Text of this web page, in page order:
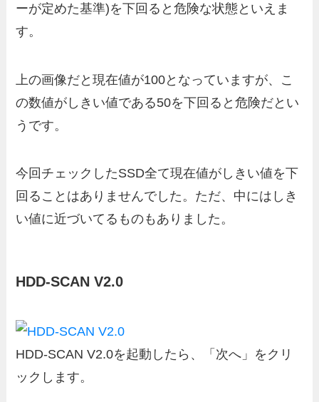
ーが定めた基準)を下回ると危険な状態といえま
す。
上の画像だと現在値が100となっていますが、こ
の数値がしきい値である50を下回ると危険だとい
うです。
今回チェックしたSSD全て現在値がしきい値を下
回ることはありませんでした。ただ、中にはしき
い値に近づいてるものもありました。
HDD-SCAN V2.0
HDD-SCAN V2.0を起動したら、「次へ」をクリ
ックします。